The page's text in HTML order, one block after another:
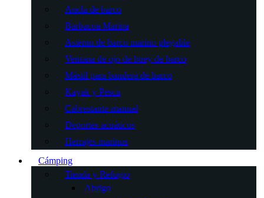
Ancla de barco
Barbacoa Marina
Asiento de barco marino plegable
Ventana de ojo de buey de barco
Mástil para bandera de barco
Kayak y Pesca
Cabrestante manual
Deportes acuáticos
Herrajes marinos
Cámping
Tienda y Refugio
Abrigo